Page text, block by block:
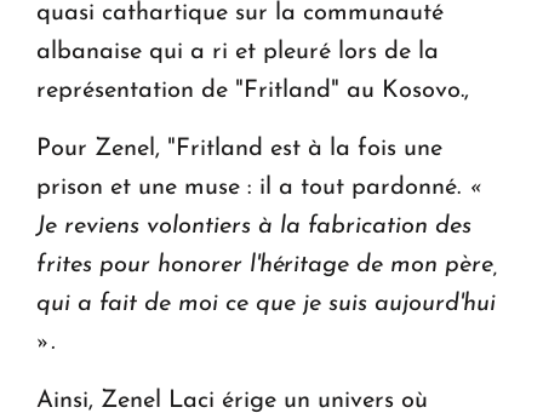
quasi cathartique sur la communauté
albanaise qui a ri et pleuré lors de la
représentation de "Fritland" au Kosovo.,
Pour Zenel, "Fritland est à la fois une
prison et une muse : il a tout pardonné. «
Je reviens volontiers à la fabrication des
frites pour honorer l'héritage de mon père,
qui a fait de moi ce que je suis aujourd'hui
».
Ainsi, Zenel Laci érige un univers où